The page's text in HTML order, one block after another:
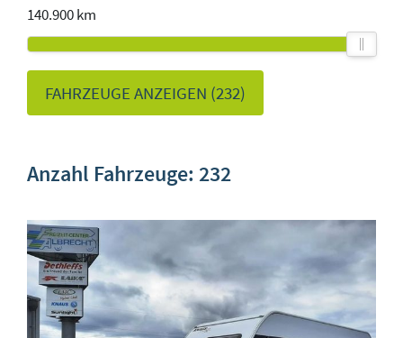
Anzahl Fahrzeuge: 232
140.900 km
FAHRZEUGE ANZEIGEN (232)